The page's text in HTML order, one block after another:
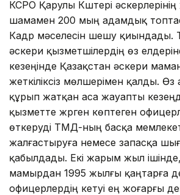
КСРО Қарулы Күштері
шамамен 200 мың адамдық
Кадр мәселесін шешу қиындады.
әскери қызметшілердің өз
кезеңінде Қазақстан әскери
жеткіліксіз мөлшерімен қалды.
құрып жатқан аса жауапты
қызметте жүрген көптеген
өткеруді ТМД-ның басқа
жалғастыруға немесе запасқа
қабылдады. Екі жарым жыл
мамырдан 1995 жылғы қаңтарға
офицерлердің кетуі ең жоғарғы